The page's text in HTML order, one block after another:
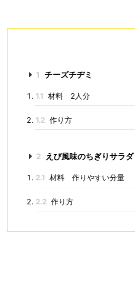
1 チーズチヂミ
1.1 材料 2人分
1.2 作り方
2 えび風味のちぎりサラダ
2.1 材料 作りやすい分量
2.2 作り方